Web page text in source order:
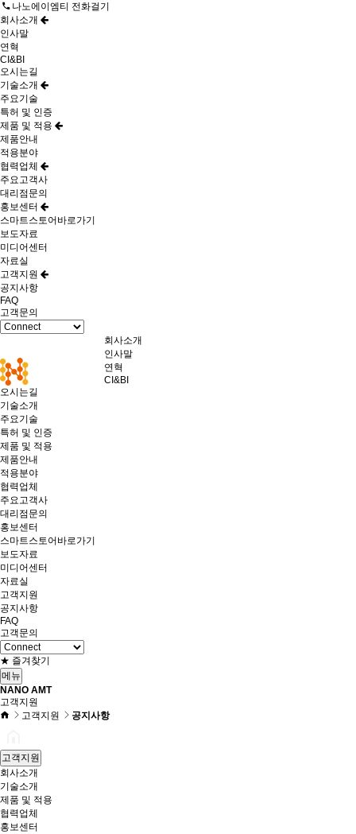
나노에이엠티 전화걸기
회사소개
인사말
연혁
CI&BI
오시는길
기술소개
주요기술
특허 및 인증
제품 및 적용
제품안내
적용분야
협력업체
주요고객사
대리점문의
홍보센터
스마트스토어바로가기
보도자료
미디어센터
자료실
고객지원
공지사항
FAQ
고객문의
회사소개
인사말
연혁
CI&BI
오시는길
기술소개
주요기술
특허 및 인증
제품 및 적용
제품안내
적용분야
협력업체
주요고객사
대리점문의
홍보센터
스마트스토어바로가기
보도자료
미디어센터
자료실
고객지원
공지사항
FAQ
고객문의
★ 즐겨찾기
메뉴
NANO AMT
고객지원
고객지원
공지사항
고객지원
회사소개
기술소개
제품 및 적용
협력업체
홍보센터